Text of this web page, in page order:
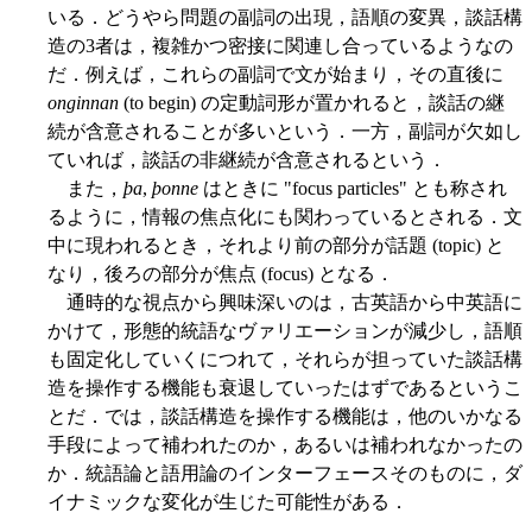
いる．どうやら問題の副詞の出現，語順の変異，談話構
造の3者は，複雑かつ密接に関連し合っているようなの
だ．例えば，これらの副詞で文が始まり，その直後に
onginnan (to begin) の定動詞形が置かれると，談話の継
続が含意されることが多いという．一方，副詞が欠如し
ていれば，談話の非継続が含意されるという．
また， þa, þonne はときに "focus particles" とも称され
るように，情報の焦点化にも関わっているとされる．文
中に現われるとき，それより前の部分が話題 (topic) と
なり，後ろの部分が焦点 (focus) となる．
通時的な視点から興味深いのは，古英語から中英語に
かけて，形態的統語なヴァリエーションが減少し，語順
も固定化していくにつれて，それらが担っていた談話構
造を操作する機能も衰退していったはずであるというこ
とだ．では，談話構造を操作する機能は，他のいかなる
手段によって補われたのか，あるいは補われなかったの
か．統語論と語用論のインターフェースそのものに，ダ
イナミックな変化が生じた可能性がある．